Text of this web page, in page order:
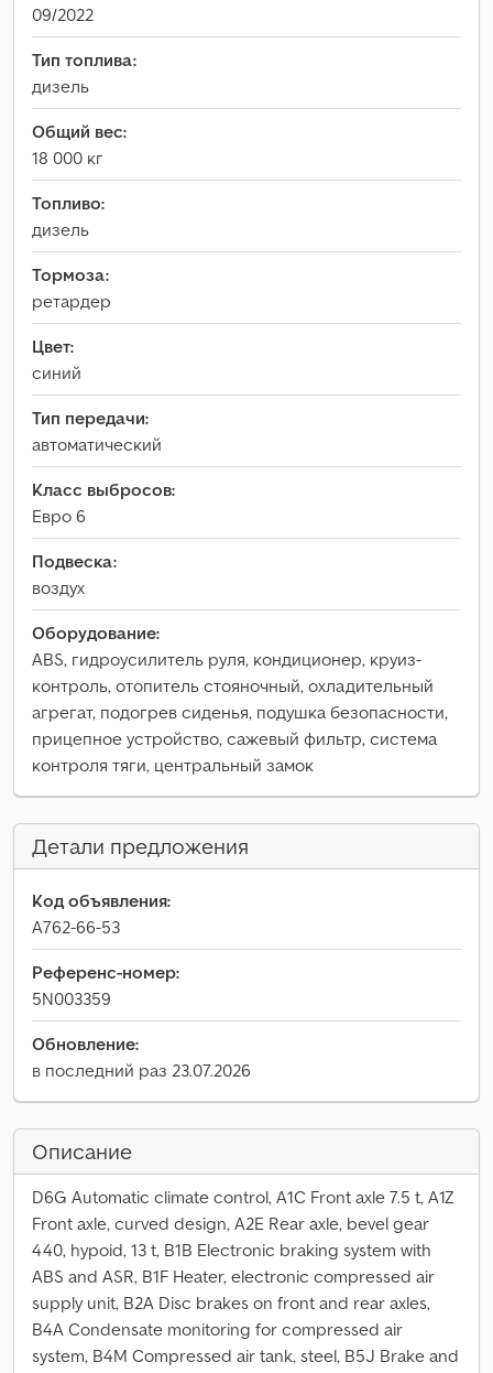
09/2022
Тип топлива:
дизель
Общий вес:
18 000 кг
Топливо:
дизель
Тормоза:
ретардер
Цвет:
синий
Тип передачи:
автоматический
Класс выбросов:
Евро 6
Подвеска:
воздух
Оборудование:
ABS, гидроусилитель руля, кондиционер, круиз-
контроль, отопитель стояночный, охладительный
агрегат, подогрев сиденья, подушка безопасности,
прицепное устройство, сажевый фильтр, система
контроля тяги, центральный замок
Детали предложения
Код объявления:
A762-66-53
Референс-номер:
5N003359
Обновление:
в последний раз 23.07.2026
Описание
D6G Automatic climate control, A1C Front axle 7.5 t, A1Z
Front axle, curved design, A2E Rear axle, bevel gear
440, hypoid, 13 t, B1B Electronic braking system with
ABS and ASR, B1F Heater, electronic compressed air
supply unit, B2A Disc brakes on front and rear axles,
B4A Condensate monitoring for compressed air
system, B4M Compressed air tank, steel, B5J Brake and